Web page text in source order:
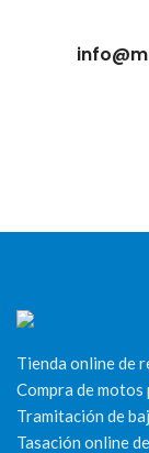
Tienda online de
Compra de motos
Tramitación de
Tasación online